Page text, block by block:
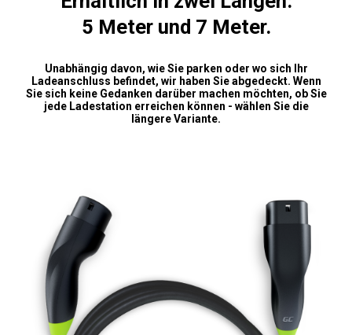
5 Meter und 7 Meter.
Unabhängig davon, wie Sie parken oder wo sich Ihr
Ladeanschluss befindet, wir haben Sie abgedeckt. Wenn
Sie sich keine Gedanken darüber machen möchten, ob Sie
jede Ladestation erreichen können - wählen Sie die
längere Variante.